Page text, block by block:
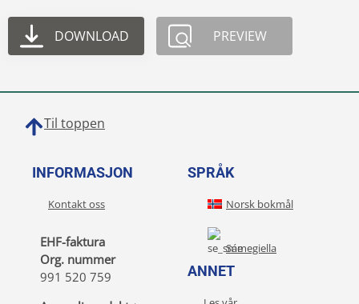
DOWNLOAD PREVIEW
Til toppen
INFORMASJON
Kontakt oss
EHF-faktura
Org. nummer
991 520 759
SPRÅK
Norsk bokmål
Sámegiella
ANNET